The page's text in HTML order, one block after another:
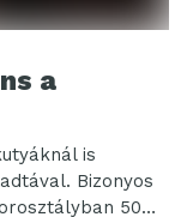
a
is
Bizonyos
50%-